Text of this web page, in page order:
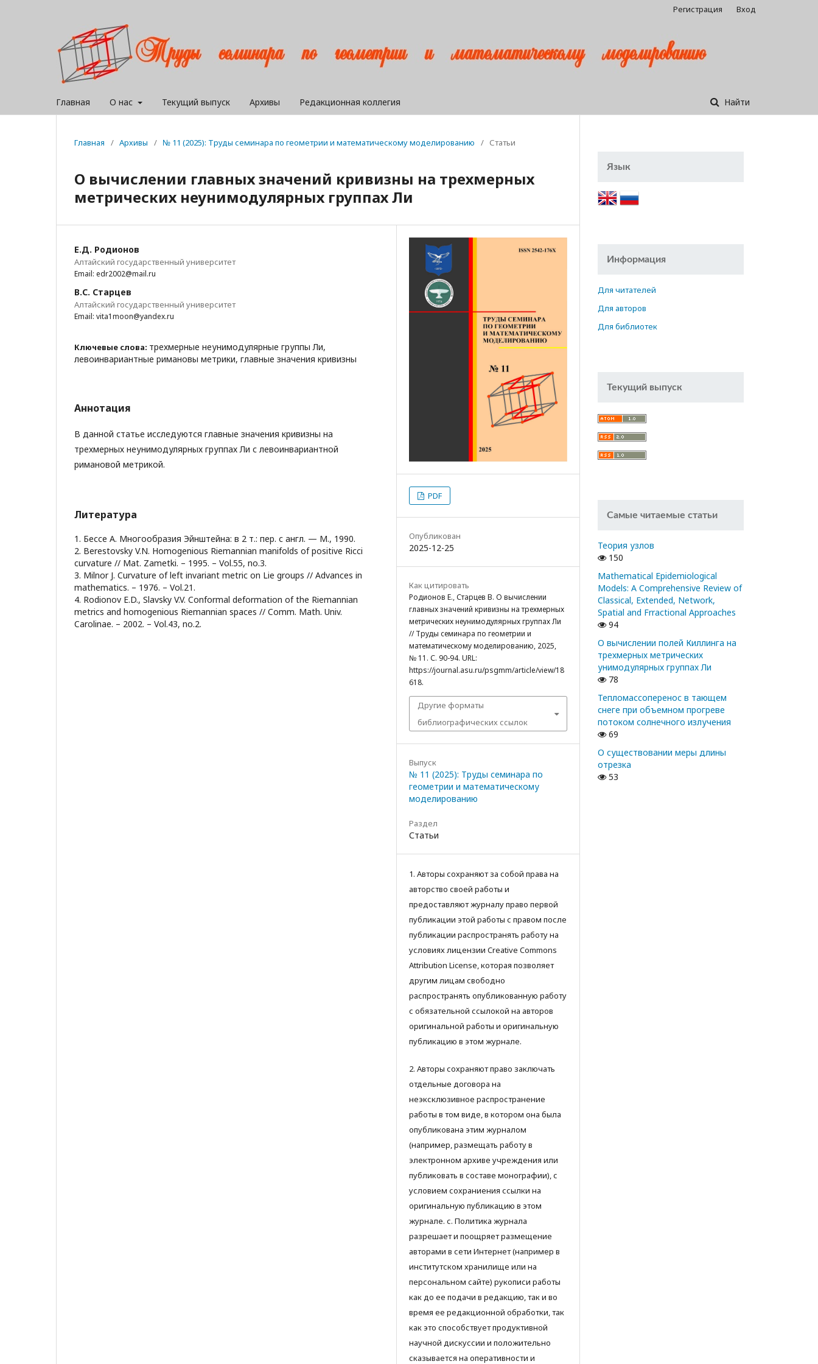
Главная О нас Текущий выпуск Архивы Редакционная коллегия Найти
Регистрация Вход
Главная / Архивы / № 11 (2025): Труды семинара по геометрии и математическому моделированию / Статьи
О вычислении главных значений кривизны на трехмерных
метрических неунимодулярных группах Ли
Е.Д. Родионов
Алтайский государственный университет
Email: edr2002@mail.ru
В.С. Старцев
Алтайский государственный университет
Email: vita1moon@yandex.ru
Ключевые слова: трехмерные неунимодулярные группы Ли,
левоинвариантные римановы метрики, главные значения кривизны
Аннотация
В данной статье исследуются главные значения кривизны на
трехмерных неунимодулярных группах Ли с левоинвариантной
римановой метрикой.
Литература
1. Бессе А. Многообразия Эйнштейна: в 2 т.: пер. с англ. — М., 1990.
2. Berestovsky V.N. Homogenious Riemannian manifolds of positive Ricci
curvature // Mat. Zametki. – 1995. – Vol.55, no.3.
3. Milnor J. Curvature of left invariant metric on Lie groups // Advances in
mathematics. – 1976. – Vol.21.
4. Rodionov E.D., Slavsky V.V. Conformal deformation of the Riemannian
metrics and homogenious Riemannian spaces // Comm. Math. Univ.
Carolinae. – 2002. – Vol.43, no.2.
PDF
Опубликован
2025-12-25
Как цитировать
Родионов Е., Старцев В. О вычислении
главных значений кривизны на трехмерных
метрических неунимодулярных группах Ли
// Труды семинара по геометрии и
математическому моделированию, 2025,
№ 11. С. 90-94. URL:
https://journal.asu.ru/psgmm/article/view/18
618.
Другие форматы
библиографических ссылок
Выпуск
№ 11 (2025): Труды семинара по
геометрии и математическому
моделированию
Раздел
Статьи
1. Авторы сохраняют за собой права на
авторство своей работы и
предоставляют журналу право первой
публикации этой работы с правом после
публикации распространять работу на
условиях лицензии Creative Commons
Attribution License, которая позволяет
другим лицам свободно
распространять опубликованную работу
с обязательной ссылокой на авторов
оригинальной работы и оригинальную
публикацию в этом журнале.
2. Авторы сохраняют право заключать
отдельные договора на
неэксклюзивное распространение
работы в том виде, в котором она была
опубликована этим журналом
(например, размещать работу в
электронном архиве учреждения или
публиковать в составе монографии), с
условием сохраниения ссылки на
оригинальную публикацию в этом
журнале. с. Политика журнала
разрешает и поощряет размещение
авторами в сети Интернет (например в
институтском хранилище или на
персональном сайте) рукописи работы
как до ее подачи в редакцию, так и во
время ее редакционной обработки, так
как это способствует продуктивной
научной дискуссии и положительно
сказывается на оперативности и
Язык
Информация
Для читателей
Для авторов
Для библиотек
Текущий выпуск
Самые читаемые статьи
Теория узлов
150
Mathematical Epidemiological
Models: A Comprehensive Review of
Classical, Extended, Network,
Spatial and Frractional Approaches
94
О вычислении полей Киллинга на
трехмерных метрических
унимодулярных группах Ли
78
Тепломассоперенос в тающем
снеге при объемном прогреве
потоком солнечного излучения
69
О существовании меры длины
отрезка
53